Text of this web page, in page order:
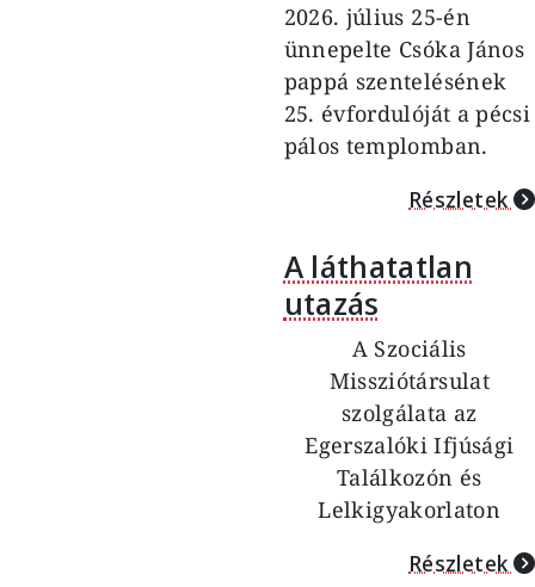
2026. július 25-én
ünnepelte Csóka János
pappá szentelésének
25. évfordulóját a pécsi
pálos templomban.
Részletek
A láthatatlan
utazás
A Szociális
Missziótársulat
szolgálata az
Egerszalóki Ifjúsági
Találkozón és
Lelkigyakorlaton
Részletek